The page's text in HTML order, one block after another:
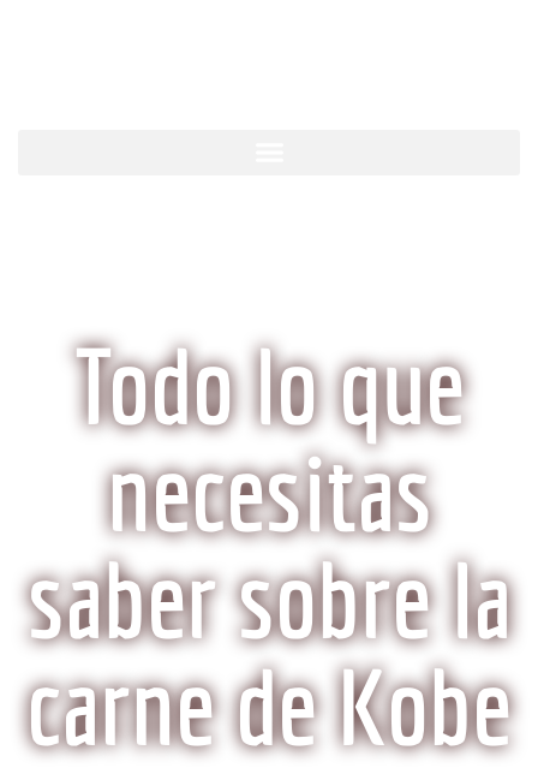
Todo lo que
necesitas
saber sobre la
carne de Kobe